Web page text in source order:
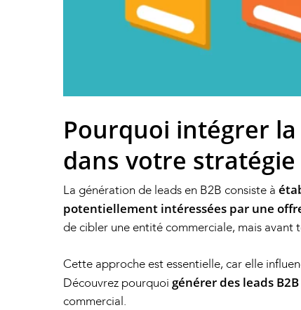
Pourquoi intégrer
dans votre stratégie
La génération de leads en B2B consiste à
potentiellement intéressées par une
de cibler une entité commerciale, mais avant
Cette approche est essentielle, car elle
Découvrez pourquoi générer des leads B2B
commercial.